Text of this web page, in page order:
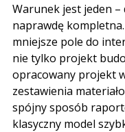
Warunek jest jeden
naprawdę
mniejsze pole do
nie tylko projekt
opracowany projekt
zestawienia
spójny sposób
klasyczny model